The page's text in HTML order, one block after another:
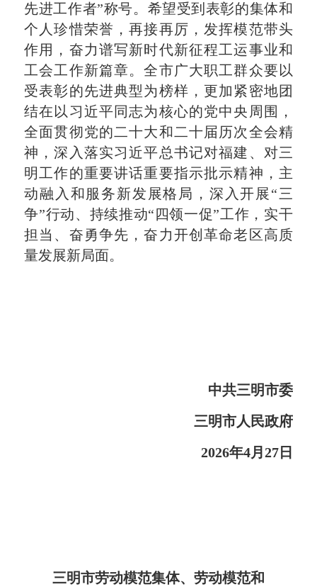
先进工作者”称号。希望受到表彰的集体和
个人珍惜荣誉，再接再厉，发挥模范带头
作用，奋力谱写新时代新征程工运事业和
工会工作新篇章。全市广大职工群众要以
受表彰的先进典型为榜样，更加紧密地团
结在以习近平同志为核心的党中央周围，
全面贯彻党的二十大和二十届历次全会精
神，深入落实习近平总书记对福建、对三
明工作的重要讲话重要指示批示精神， 主
动融入和服务新发展格局 ，深入开展“三
争”行动、持续推动“四领一促”工作，实干
担当、奋勇争先，奋力开创革命老区高质
量发展新局面。
中共三明市委
三明市人民政府
2026年4月27日
三明市劳动模范集体、劳动模范和